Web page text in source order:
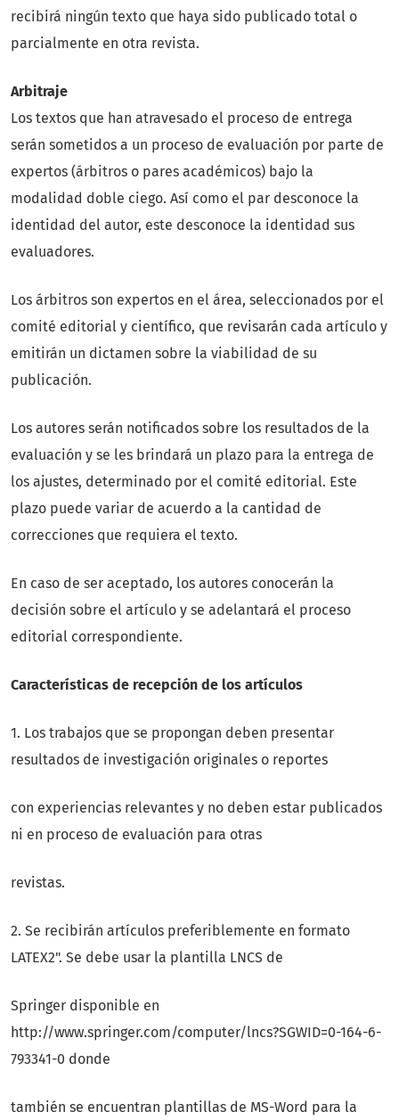
recibirá ningún texto que haya sido publicado total o
parcialmente en otra revista.
Arbitraje
Los textos que han atravesado el proceso de entrega
serán sometidos a un proceso de evaluación por parte de
expertos (árbitros o pares académicos) bajo la
modalidad doble ciego. Así como el par desconoce la
identidad del autor, este desconoce la identidad sus
evaluadores.
Los árbitros son expertos en el área, seleccionados por el
comité editorial y científico, que revisarán cada artículo y
emitirán un dictamen sobre la viabilidad de su
publicación.
Los autores serán notificados sobre los resultados de la
evaluación y se les brindará un plazo para la entrega de
los ajustes, determinado por el comité editorial. Este
plazo puede variar de acuerdo a la cantidad de
correcciones que requiera el texto.
En caso de ser aceptado, los autores conocerán la
decisión sobre el artículo y se adelantará el proceso
editorial correspondiente.
Características de recepción de los artículos
1. Los trabajos que se propongan deben presentar
resultados de investigación originales o reportes
con experiencias relevantes y no deben estar publicados
ni en proceso de evaluación para otras
revistas.
2. Se recibirán artículos preferiblemente en formato
LATEX2". Se debe usar la plantilla LNCS de
Springer disponible en
http://www.springer.com/computer/lncs?SGWID=0-164-6-
793341-0 donde
también se encuentran plantillas de MS-Word para la